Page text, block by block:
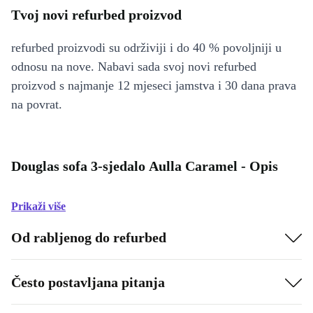
Tvoj novi refurbed proizvod
refurbed proizvodi su održiviji i do 40 % povoljniji u
odnosu na nove. Nabavi sada svoj novi refurbed
proizvod s najmanje 12 mjeseci jamstva i 30 dana prava
na povrat.
Douglas sofa 3-sjedalo Aulla Caramel - Opis
Prikaži više
Od rabljenog do refurbed
Često postavljana pitanja